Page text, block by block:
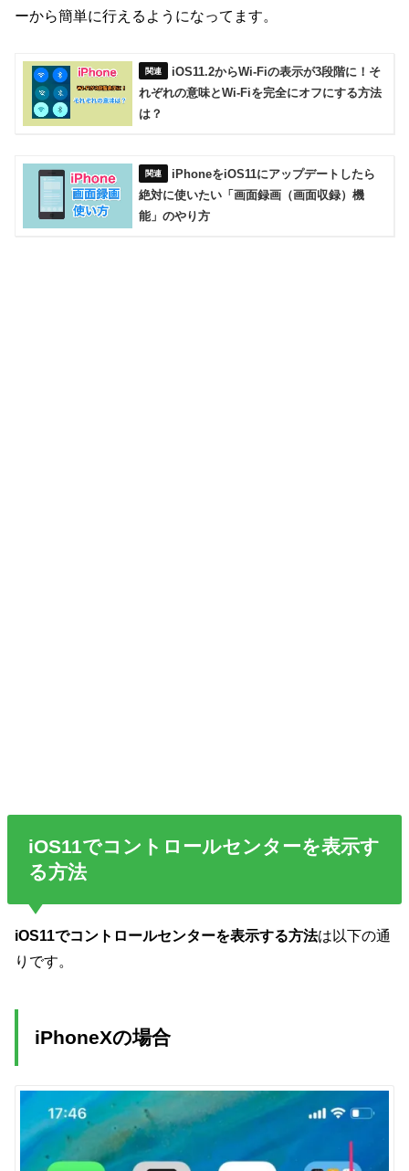
ーから簡単に行えるようになってます。
iOS11.2からWi-Fiの表示が3段階に！そ
れぞれの意味とWi-Fiを完全にオフにする方法
は？
iPhoneをiOS11にアップデートしたら
絶対に使いたい「画面録画（画面収録）機
能」のやり方
iOS11でコントロールセンターを表示す
る方法
iOS11でコントロールセンターを表示する方法は以下の通
りです。
iPhoneXの場合